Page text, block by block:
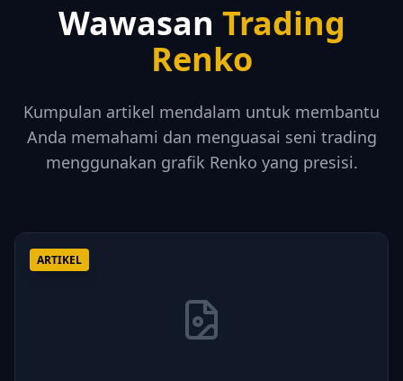
Wawasan Trading
Renko
Kumpulan artikel mendalam untuk membantu
Anda memahami dan menguasai seni trading
menggunakan grafik Renko yang presisi.
ARTIKEL